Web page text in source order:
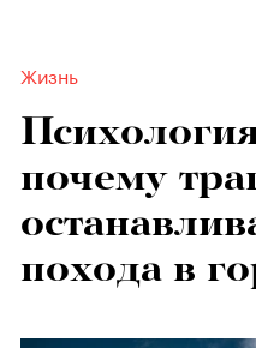
Жизнь
почему
похода в